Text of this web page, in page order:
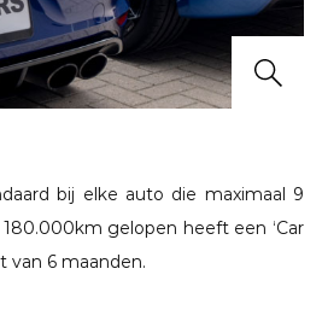
bij elke auto die maximaal 9
gelopen heeft een ‘Car
van 6 maanden.